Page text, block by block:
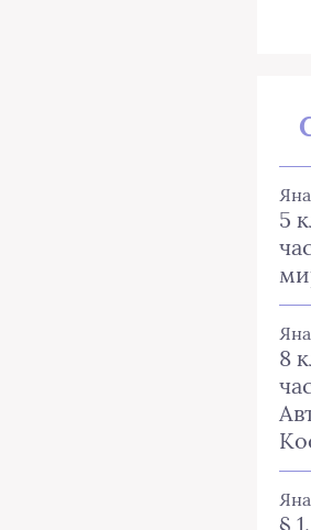
Яна
5
Яна
8
Яна
§